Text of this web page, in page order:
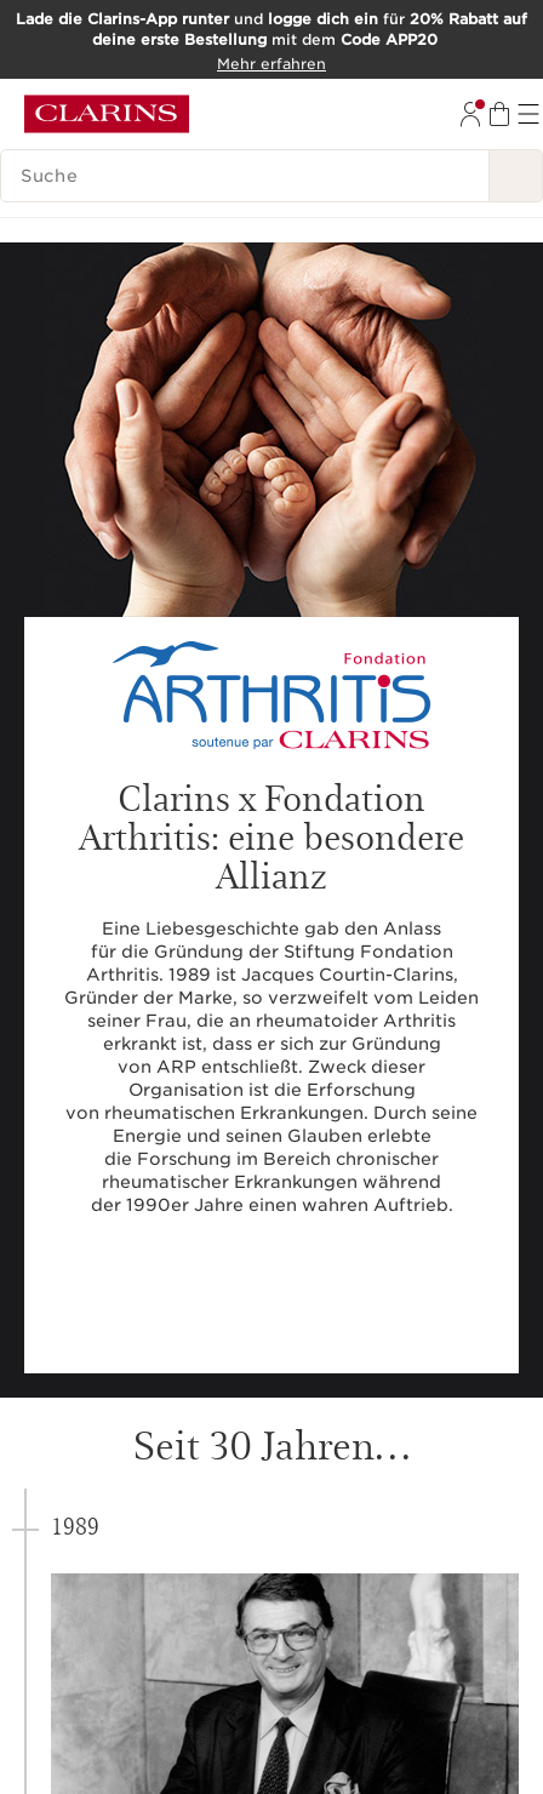
WEITER ZUM INHALT
Lade die Clarins-App runterund logge dich ein für 20% Rabatt auf
deine erste Bestellungmit dem Code APP20
Mehr erfahren
SUCH-HISTORIE
Clarins x Fondation
Arthritis: eine besondere
Allianz
Eine Liebesgeschichte gab den Anlass
für die Gründung der Stiftung Fondation
Arthritis. 1989 ist Jacques Courtin-Clarins,
Gründer der Marke, so verzweifelt vom Leiden
seiner Frau, die an rheumatoider Arthritis
erkrankt ist, dass er sich zur Gründung
von ARP entschließt. Zweck dieser
Organisation ist die Erforschung
von rheumatischen Erkrankungen. Durch seine
Energie und seinen Glauben erlebte
die Forschung im Bereich chronischer
rheumatischer Erkrankungen während
der 1990er Jahre einen wahren Auftrieb.
Seit 30 Jahren…
1989